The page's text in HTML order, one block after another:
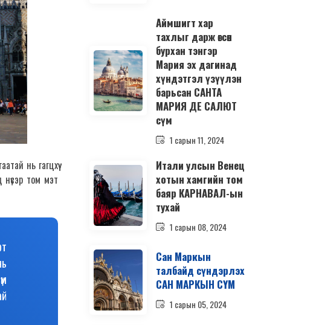
нь гагцхүү
том мэт
Аймшигт хар
тахлыг дарж өгсөн
бурхан тэнгэр
Мария эх дагинад
хүндэтгэл үзүүлэн
барьсан САНТА
МАРИЯ ДЕ САЛЮТ
сүм
1 сарын 11, 2024
Итали улсын Венец
хотын хамгийн том
баяр КАРНАВАЛ-ын
тухай
1 сарын 08, 2024
Сан Маркын
талбайд сүндэрлэх
САН МАРКЫН СҮМ
1 сарын 05, 2024